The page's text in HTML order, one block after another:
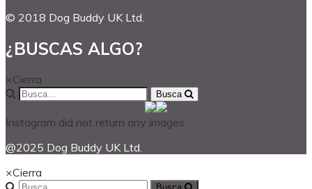
© 2018 Dog Buddy UK Ltd.
¿BUSCAS ALGO?
×Cierra
Busca
Instagram did not return any images.
@2025 Dog Buddy UK Ltd.
×Cierra